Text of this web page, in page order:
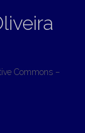
Commons –